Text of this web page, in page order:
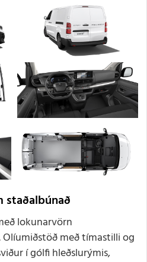
staðalbúnað
lokunarvörn
með tímastilli og
í gólfi hleðslurýmis,